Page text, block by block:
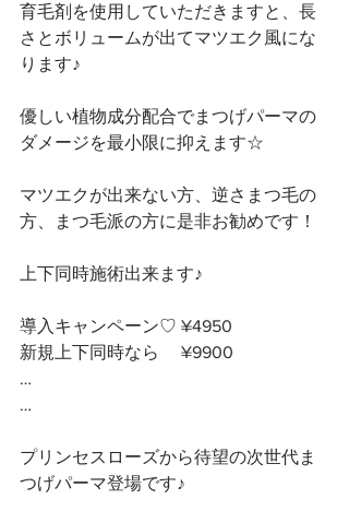
育毛剤を使用していただきますと、長
さとボリュームが出てマツエク風にな
ります♪
優しい植物成分配合でまつげパーマの
ダメージを最小限に抑えます☆
マツエクが出来ない方、逆さまつ毛の
方、まつ毛派の方に是非お勧めです！
上下同時施術出来ます♪
導入キャンペーン♡ ¥4950
新規上下同時なら　 ¥9900
…
…
プリンセスローズから待望の次世代ま
つげパーマ登場です♪